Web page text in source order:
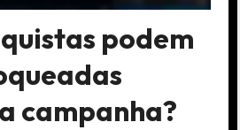
podem
campanha?